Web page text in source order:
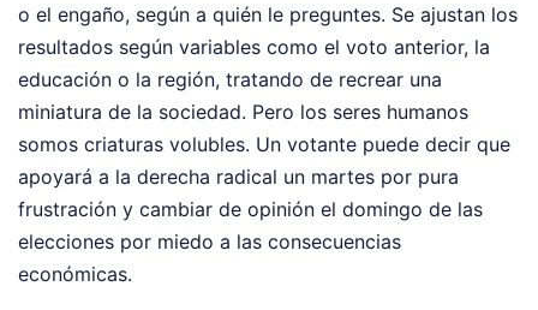
o el engaño, según a quién le preguntes. Se ajustan los
resultados según variables como el voto anterior, la
educación o la región, tratando de recrear una
miniatura de la sociedad. Pero los seres humanos
somos criaturas volubles. Un votante puede decir que
apoyará a la derecha radical un martes por pura
frustración y cambiar de opinión el domingo de las
elecciones por miedo a las consecuencias
económicas.